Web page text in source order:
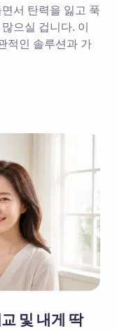
서 탄력을 잃고 푹
으실 겁니다. 이
적인 솔루션과 가
및 내게 딱